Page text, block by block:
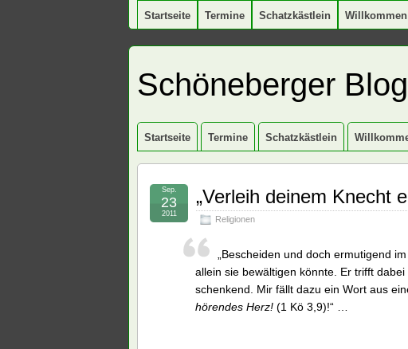
Startseite Termine Schatzkästlein Willkommen
Schöneberger Blog
Startseite Termine Schatzkästlein
„Verleih deinem Knecht
Religionen
Sep.
23
2011
„Bescheiden und doch ermutigend
allein sie bewältigen könnte. Er trifft
schenkend. Mir fällt dazu ein Wort aus
hörendes Herz! (1 Kö 3,9)!“ …